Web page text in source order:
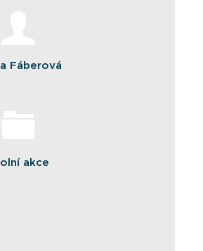
Fáberová
akce